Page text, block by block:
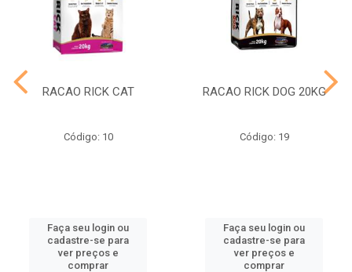
RACAO RICK CAT
Código: 10
Faça seu login ou
cadastre-se para
ver preços e
comprar
RACAO RICK DOG 20KG
Código: 19
Faça seu login ou
cadastre-se para
ver preços e
comprar